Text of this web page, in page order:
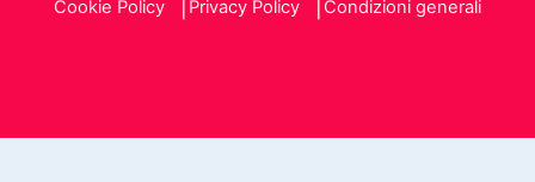
Cookie Policy Privacy Policy Condizioni generali